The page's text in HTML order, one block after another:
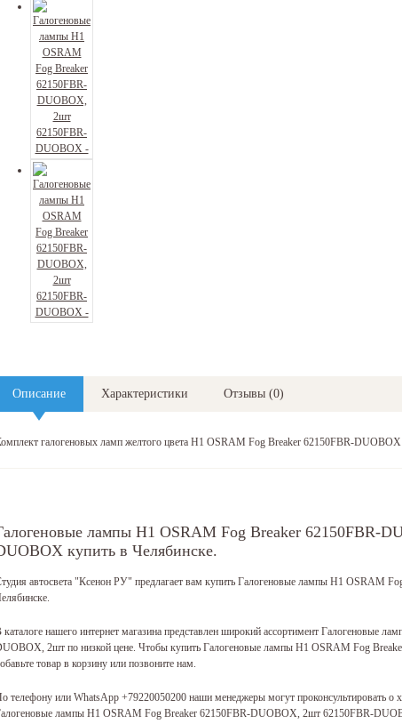
Описание Характеристики Отзывы (0)
галогеновых ламп желтого цвета H1 OSRAM Fog Breaker 62150FBR-DUOBOX
лампы H1 OSRAM Fog Breaker 62150FBR-
купить в Челябинске.
автосвета "Ксенон РУ" предлагает вам купить Галогеновые лампы H1 OSRAM
каталоге нашего интернет магазина представлен широкий ассортимент Галогеновые
2шт по низкой цене. Чтобы купить Галогеновые лампы H1 OSRAM Fog
товар в корзину или позвоните нам.
телефону или WhatsApp +79220050200 наши менеджеры могут проконсультировать о
лампы H1 OSRAM Fog Breaker 62150FBR-DUOBOX, 2шт 62150FBR-